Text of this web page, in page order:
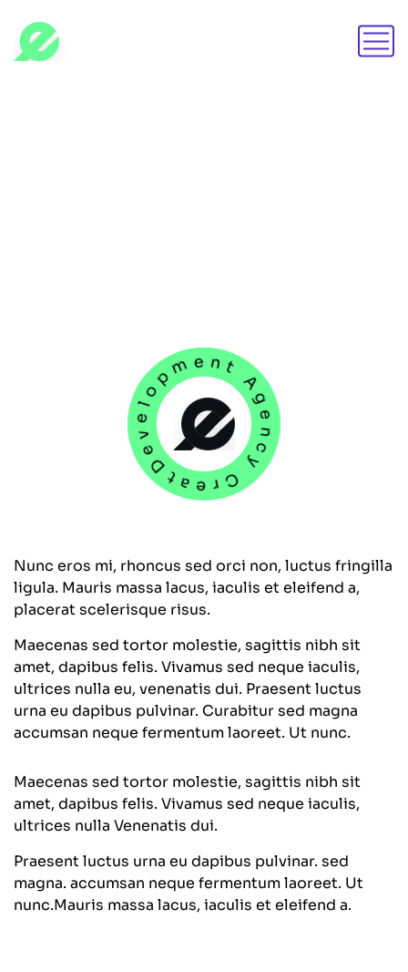
Development Agency Creative
Nunc eros mi, rhoncus sed orci non, luctus fringilla
ligula. Mauris massa lacus, iaculis et eleifend a,
placerat scelerisque risus.
Maecenas sed tortor molestie, sagittis nibh sit
amet, dapibus felis. Vivamus sed neque iaculis,
ultrices nulla eu, venenatis dui. Praesent luctus
urna eu dapibus pulvinar. Curabitur sed magna
accumsan neque fermentum laoreet. Ut nunc.
Maecenas sed tortor molestie, sagittis nibh sit
amet, dapibus felis. Vivamus sed neque iaculis,
ultrices nulla Venenatis dui.
Praesent luctus urna eu dapibus pulvinar. sed
magna. accumsan neque fermentum laoreet. Ut
nunc.Mauris massa lacus, iaculis et eleifend a.